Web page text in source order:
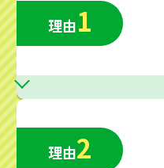
理由1
理由2